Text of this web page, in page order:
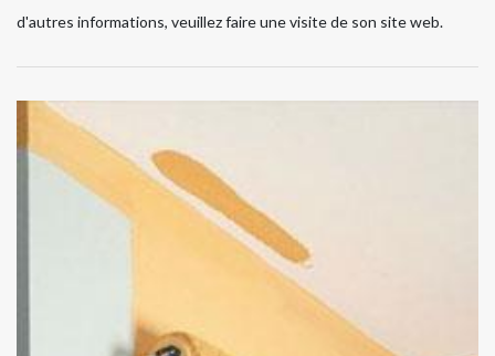
d'autres informations, veuillez faire une visite de son site web.